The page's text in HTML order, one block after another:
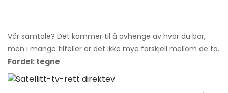
Vår samtale? Det kommer til å avhenge av hvor du bor,
men i mange tilfeller er det ikke mye forskjell mellom de to.
Fordel: tegne